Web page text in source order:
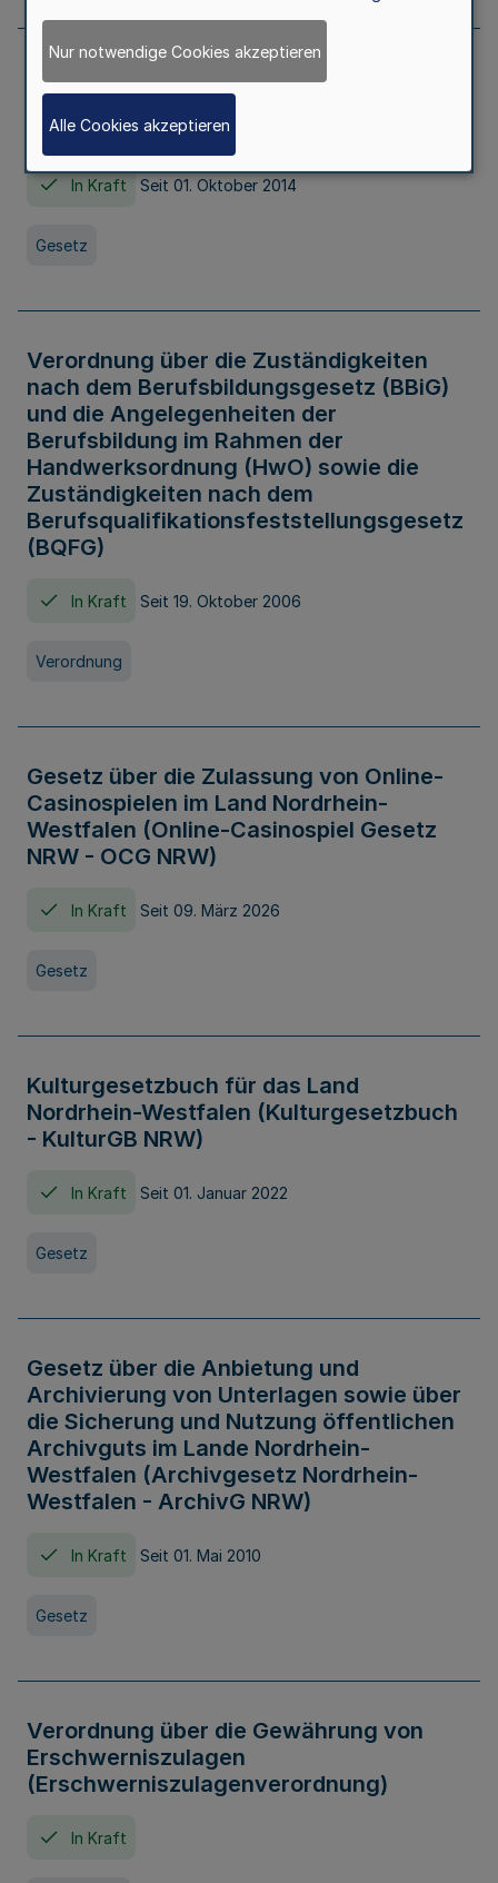
Gesetz über die Hochschulen des Landes
Nordrhein-Westfalen (Hochschulgesetz -
HG)
In Kraft Seit 01. Oktober 2014
Gesetz
Verordnung über die Zuständigkeiten
nach dem Berufsbildungsgesetz (BBiG)
und die Angelegenheiten der
Berufsbildung im Rahmen der
Handwerksordnung (HwO) sowie die
Zuständigkeiten nach dem
Berufsqualifikationsfeststellungsgesetz
(BQFG)
In Kraft Seit 19. Oktober 2006
Verordnung
Gesetz über die Zulassung von Online-
Casinospielen im Land Nordrhein-
Westfalen (Online-Casinospiel Gesetz
NRW - OCG NRW)
In Kraft Seit 09. März 2026
Gesetz
Kulturgesetzbuch für das Land
Nordrhein-Westfalen (Kulturgesetzbuch
- KulturGB NRW)
In Kraft Seit 01. Januar 2022
Gesetz
Gesetz über die Anbietung und
Archivierung von Unterlagen sowie über
die Sicherung und Nutzung öffentlichen
Archivguts im Lande Nordrhein-
Westfalen (Archivgesetz Nordrhein-
Westfalen - ArchivG NRW)
In Kraft Seit 01. Mai 2010
Gesetz
Verordnung über die Gewährung von
Erschwerniszulagen
(Erschwerniszulagenverordnung)
In Kraft
Nur notwendige Cookies akzeptieren
Alle Cookies akzeptieren